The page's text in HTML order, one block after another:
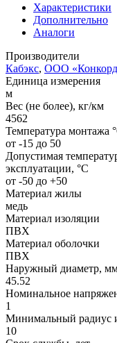
Характеристики
Дополнительно
Аналоги
Производители
Кабэкс, ООО
Единица измерения
м
Вес (не более), кг/км
4562
Температура монтажа
от -15 до 50
Допустимая
эксплуатации, °C
от -50 до +50
Материал жилы
медь
Материал изоляции
ПВХ
Материал оболочки
ПВХ
Наружный диаметр,
45.52
Номинальное
1
Минимальный радиус
10